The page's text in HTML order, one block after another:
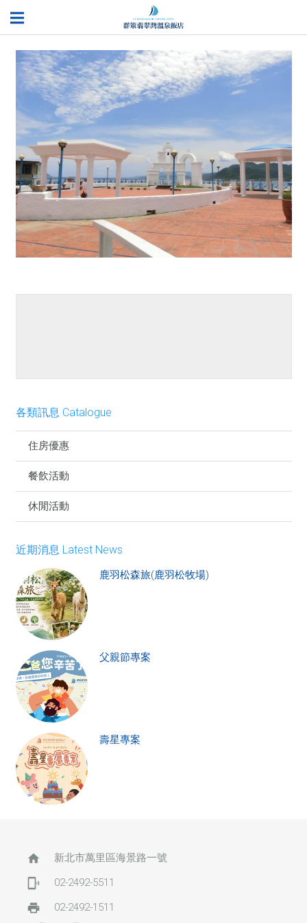
各類訊息 Catalogue
住房優惠
餐飲活動
休閒活動
近期消息 Latest News
鹿羽松森旅(鹿羽松牧場)
父親節專案
壽星專案
home 新北市萬里區海景路一號
phonelink_ring 02-2492-5511
print 02-2492-1511